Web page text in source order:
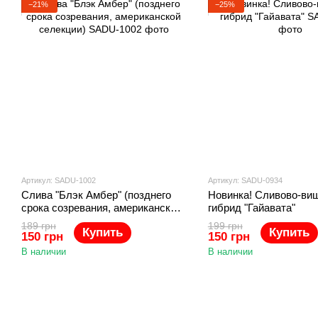
−21%
Артикул: SADU-1002
Слива "Блэк Амбер" (позднего
срока созревания, американской
селекции)
189 грн
150 грн Купить
В наличии
−25%
Артикул: SADU-0934
Новинка! Сливово-
гибрид "Гайавата"
199 грн
150 грн Купить
В наличии